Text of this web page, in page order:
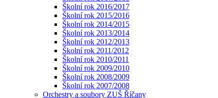
Školní rok 2016/2017
Školní rok 2015/2016
Školní rok 2014/2015
Školní rok 2013/2014
Školní rok 2012/2013
Školní rok 2011/2012
Školní rok 2010/2011
Školní rok 2009/2010
Školní rok 2008/2009
Školní rok 2007/2008
Orchestry a soubory ZUŠ Říčany